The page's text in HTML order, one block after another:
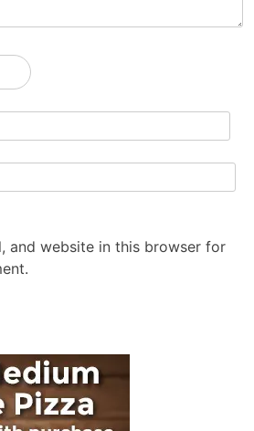
and website in this browser for